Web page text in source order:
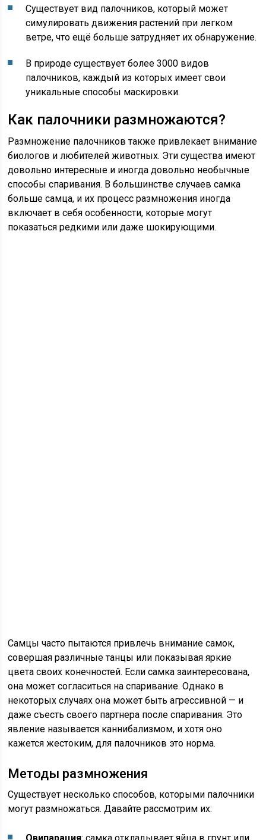
Существует вид палочников, который может
симулировать движения растений при легком
ветре, что ещё больше затрудняет их обнаружение.
В природе существует более 3000 видов
палочников, каждый из которых имеет свои
уникальные способы маскировки.
Как палочники размножаются?
Размножение палочников также привлекает внимание
биологов и любителей животных. Эти существа имеют
довольно интересные и иногда довольно необычные
способы спаривания. В большинстве случаев самка
больше самца, и их процесс размножения иногда
включает в себя особенности, которые могут
показаться редкими или даже шокирующими.
Самцы часто пытаются привлечь внимание самок,
совершая различные танцы или показывая яркие
цвета своих конечностей. Если самка заинтересована,
она может согласиться на спаривание. Однако в
некоторых случаях она может быть агрессивной — и
даже съесть своего партнера после спаривания. Это
явление называется каннибализмом, и хотя оно
кажется жестоким, для палочников это норма.
Методы размножения
Существует несколько способов, которыми палочники
могут размножаться. Давайте рассмотрим их: